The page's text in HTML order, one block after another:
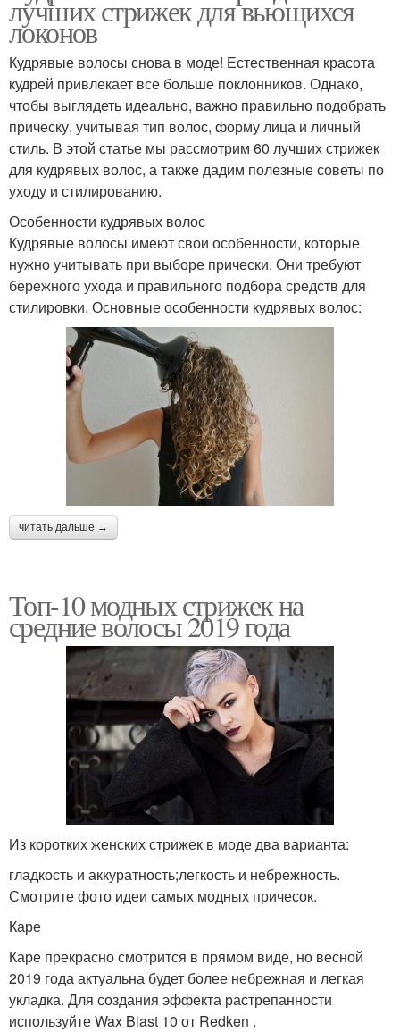
лучших стрижек для вьющихся
локонов
Кудрявые волосы снова в моде! Естественная красота
кудрей привлекает все больше поклонников. Однако,
чтобы выглядеть идеально, важно правильно подобрать
прическу, учитывая тип волос, форму лица и личный
стиль. В этой статье мы рассмотрим 60 лучших стрижек
для кудрявых волос, а также дадим полезные советы по
уходу и стилированию.
Особенности кудрявых волос
Кудрявые волосы имеют свои особенности, которые
нужно учитывать при выборе прически. Они требуют
бережного ухода и правильного подбора средств для
стилировки. Основные особенности кудрявых волос:
читать дальше →
Топ-10 модных стрижек на
средние волосы 2019 года
Из коротких женских стрижек в моде два варианта:
гладкость и аккуратность;легкость и небрежность.
Смотрите фото идеи самых модных причесок.
Каре
Каре прекрасно смотрится в прямом виде, но весной
2019 года актуальна будет более небрежная и легкая
укладка. Для создания эффекта растрепанности
используйте Wax Blast 10 от Redken .